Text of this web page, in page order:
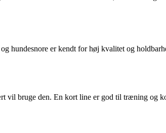
hundesnore er kendt for høj kvalitet og
bruge den. En kort line er god til træning og